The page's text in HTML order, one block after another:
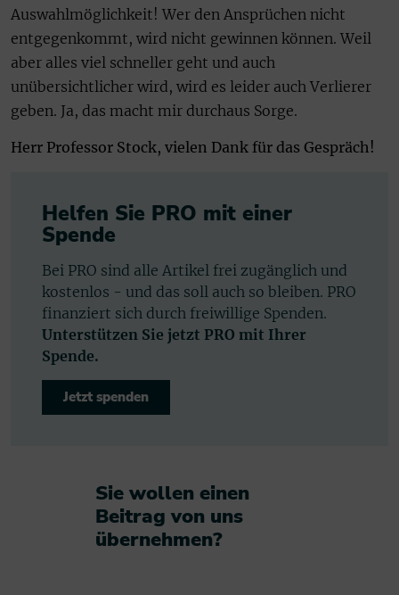
Auswahlmöglichkeit! Wer den Ansprüchen nicht
entgegenkommt, wird nicht gewinnen können. Weil
aber alles viel schneller geht und auch
unübersichtlicher wird, wird es leider auch Verlierer
geben. Ja, das macht mir durchaus Sorge.
Herr Professor Stock, vielen Dank für das Gespräch!
Helfen Sie PRO mit einer
Spende
Bei PRO sind alle Artikel frei zugänglich und
kostenlos - und das soll auch so bleiben. PRO
finanziert sich durch freiwillige Spenden.
Unterstützen Sie jetzt PRO mit Ihrer
Spende.
Jetzt spenden
Sie wollen einen
Beitrag von uns
übernehmen?​